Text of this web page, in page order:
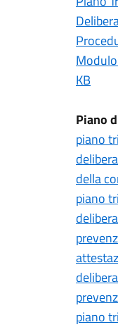
KB
Piano
piano
della
piano
piano